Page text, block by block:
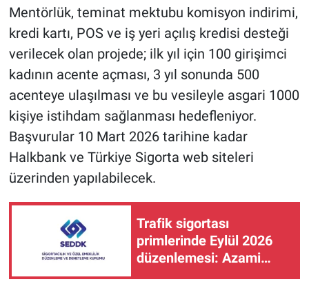
Mentörlük, teminat mektubu komisyon indirimi,
kredi kartı, POS ve iş yeri açılış kredisi desteği
verilecek olan projede; ilk yıl için 100 girişimci
kadının acente açması, 3 yıl sonunda 500
acenteye ulaşılması ve bu vesileyle asgari 1000
kişiye istihdam sağlanması hedefleniyor.
Başvurular 10 Mart 2026 tarihine kadar
Halkbank ve Türkiye Sigorta web siteleri
üzerinden yapılabilecek.
Trafik sigortası
primlerinde Eylül 2026
düzenlemesi: Azami
primlere yüzde 1,75 artış